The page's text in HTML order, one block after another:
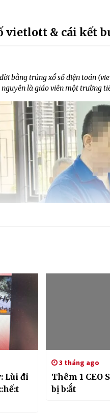
vietlott & cái kết
bằng trúng xổ số điện toán
là giáo viên một trường
Lùi đi
3 tháng ago
Thêm 1 CEO
bị b:ắt